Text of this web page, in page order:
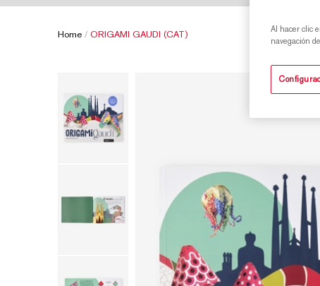
Home / ORIGAMI GAUDI (CAT)
Al hacer clic
navegación